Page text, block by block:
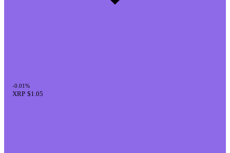
-0.01%
XRP $1.05